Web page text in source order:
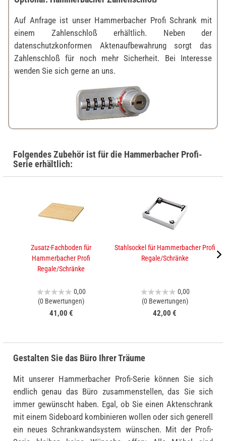
Auf Anfrage ist unser Hammerbacher Profi Schrank mit
einem Zahlenschloß erhältlich. Neben der
datenschutzkonformen Aktenaufbewahrung sorgt das
Zahlenschloß für noch mehr Sicherheit. Bei Interesse
wenden Sie sich gerne an uns.
Folgendes Zubehör ist für die Hammerbacher Profi-
Serie erhältlich:
Zusatz-Fachboden für
Hammerbacher Profi
Regale/Schränke
0,00
(0 Bewertungen)
41,00 €
Stahlsockel für Hammerbacher Profi
Regale/Schränke
0,00
(0 Bewertungen)
42,00 €
Gestalten Sie das Büro Ihrer Träume
Mit unserer Hammerbacher Profi-Serie können Sie sich
endlich genau das Büro zusammenstellen, das Sie sich
immer gewünscht haben. Egal, ob Sie einen Aktenschrank
mit einem Sideboard kombinieren wollen oder sich generell
ein neues Schrankwandsystem wünschen. Mit der Profi-